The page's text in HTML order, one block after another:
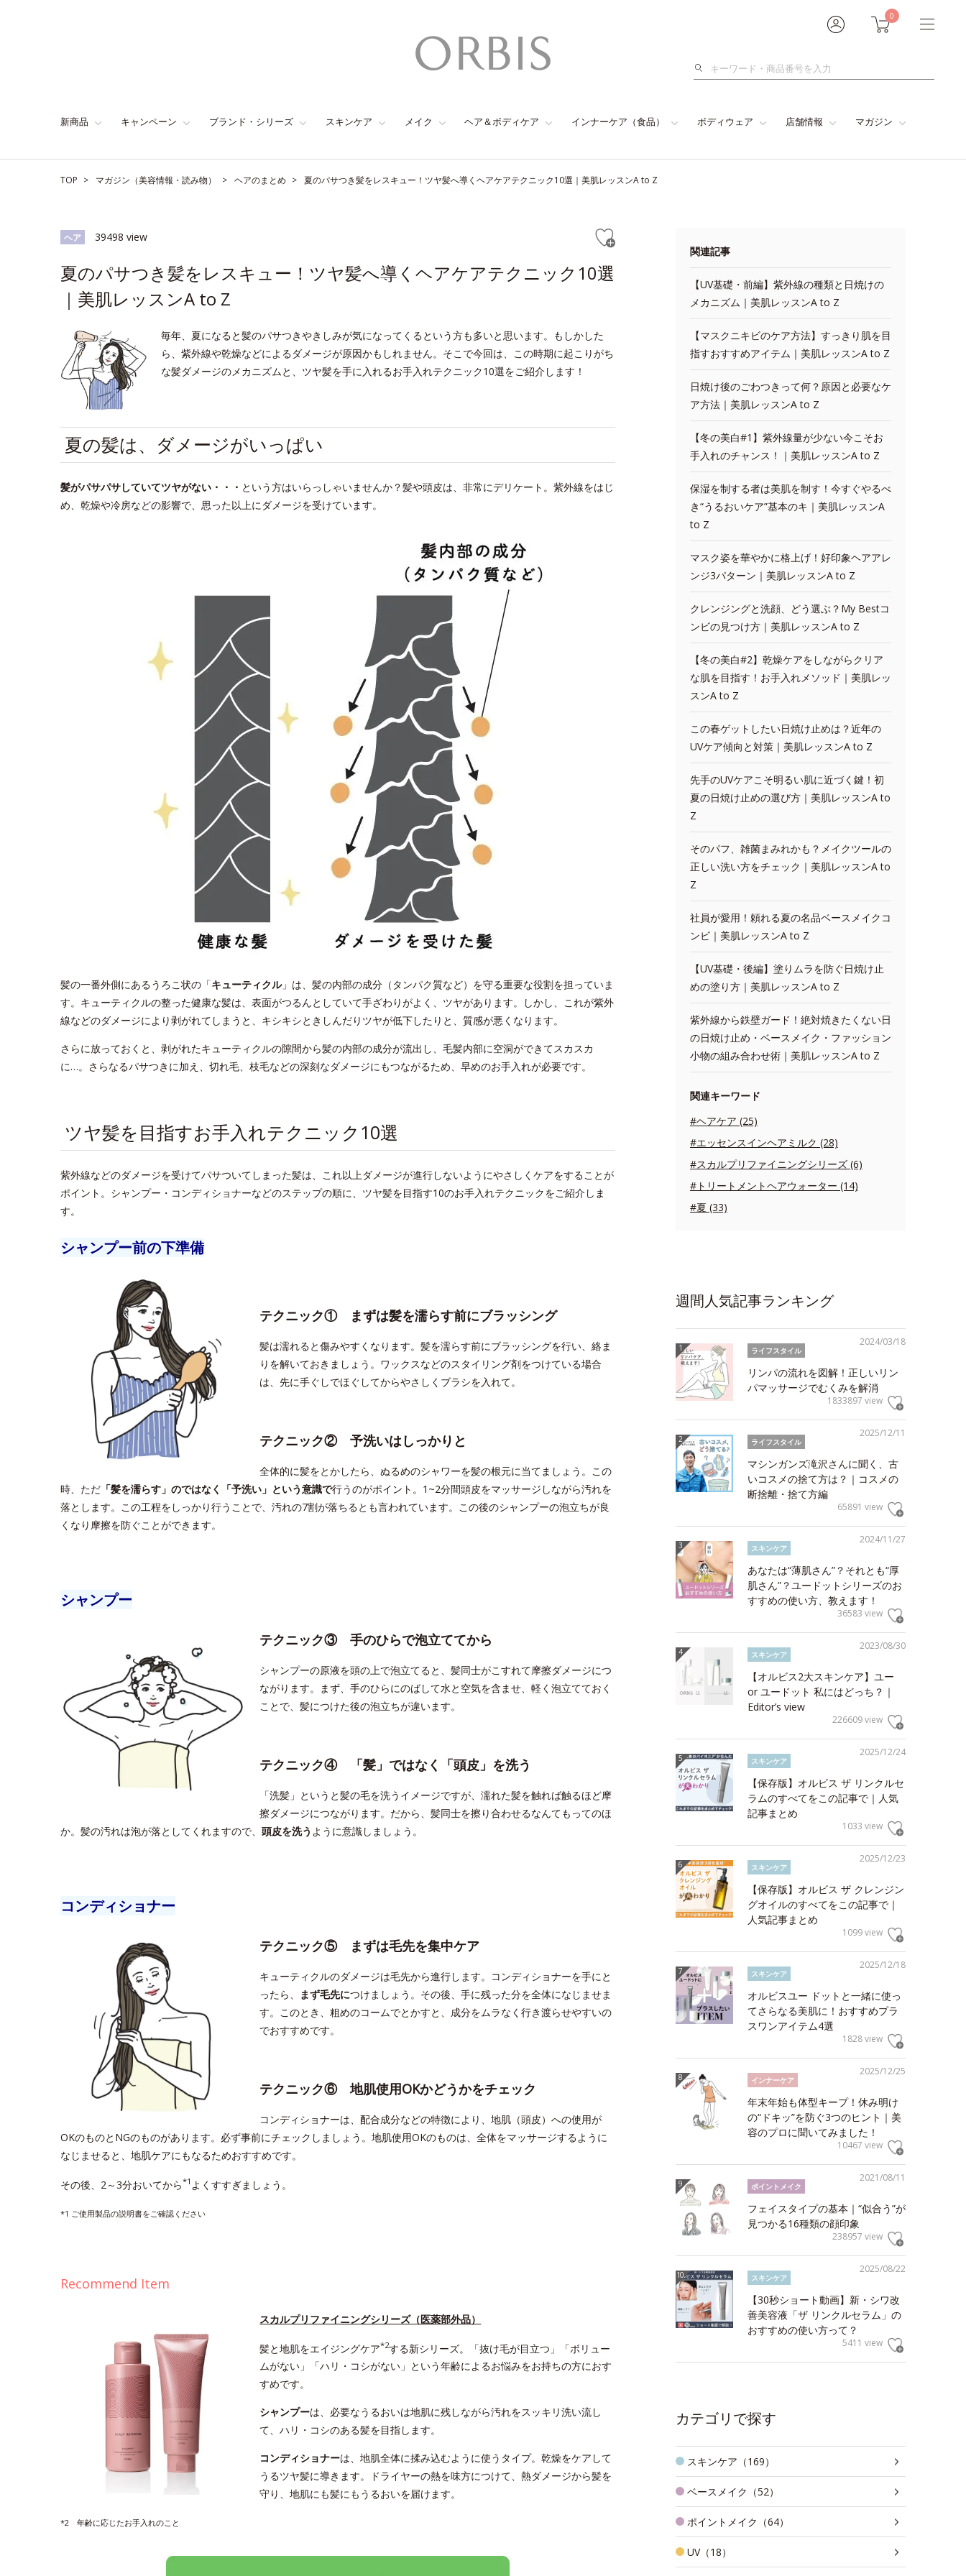
0
検
新商品 キャンペーン ブランド・シリーズ スキンケア メイク ヘア＆ボディケア インナーケア（食品） ボディウェア 店舗情報 マガジン
TOP マガジン（美容情報・読み物） ヘアのまとめ 夏のパサつき髪をレスキュー！ツヤ髪へ導くヘアケアテクニック10選｜美肌レッスンA to Z
ヘア 39498 view
夏のパサつき髪をレスキュー！ツヤ髪へ導くヘアケアテクニック10選
｜美肌レッスンA to Z
毎年、夏になると髪のパサつきやきしみが気になってくるという方も多いと思います。もしかした
ら、紫外線や乾燥などによるダメージが原因かもしれません。そこで今回は、この時期に起こりがち
な髪ダメージのメカニズムと、ツヤ髪を手に入れるお手入れテクニック10選をご紹介します！
夏の髪は、ダメージがいっぱい
髪がパサパサしていてツヤがない・・ ・ という方はいらっしゃいませんか？髪や頭皮は、非常にデリケート。紫外線をはじ
め、乾燥や冷房などの影響で、思った以上にダメージを受けています。
髪の一番外側にあるうろこ状の「キューティクル」は、髪の内部の成分（タンパク質など）を守る重要な役割を担っていま
す。キューティクルの整った健康な髪は、表面がつるんとしていて手ざわりがよく、ツヤがあります。しかし、これが紫外
線などのダメージにより剥がれてしまうと、キシキシときしんだりツヤが低下したりと、質感が悪くなります。
さらに放っておくと、剥がれたキューティクルの隙間から髪の内部の成分が流出し、毛髪内部に空洞ができてスカスカ
に…。さらなるパサつきに加え、切れ毛、枝毛などの深刻なダメージにもつながるため、早めのお手入れが必要です。
ツヤ髪を目指すお手入れテクニック10選
紫外線などのダメージを受けてパサついてしまった髪は、これ以上ダメージが進行しないようにやさしくケアをすることが
ポイント。シャンプー・コンディショナーなどのステップの順に、ツヤ髪を目指す10のお手入れテクニックをご紹介しま
す。
シャンプー前の下準備
テクニック① まずは髪を濡らす前にブラッシング
髪は濡れると傷みやすくなります。髪を濡らす前にブラッシングを行い、絡ま
りを解いておきましょう。ワックスなどのスタイリング剤をつけている場合
は、先に手ぐしでほぐしてからやさしくブラシを入れて。
テクニック② 予洗いはしっかりと
全体的に髪をとかしたら、ぬるめのシャワーを髪の根元に当てましょう。この
時、ただ 「髪を濡らす」のではなく「予洗い」という意識で行うのがポイント。1~2分間頭皮をマッサージしながら汚れを
落とします。この工程をしっかり行うことで、汚れの7割が落ちるとも言われています。この後のシャンプーの泡立ちが良
くなり摩擦を防ぐことができます。
シャンプー
テクニック③ 手のひらで泡立ててから
シャンプーの原液を頭の上で泡立てると、髪同士がこすれて摩擦ダメージにつ
ながります。まず、手のひらにのばして水と空気を含ませ、軽く泡立てておく
ことで、髪につけた後の泡立ちが違います。
テクニック④ 「髪」ではなく「頭皮」を洗う
「洗髪」というと髪の毛を洗うイメージですが、濡れた髪を触れば触るほど摩
擦ダメージにつながります。だから、髪同士を擦り合わせるなんてもってのほ
か。髪の汚れは泡が落としてくれますので、 頭皮を洗う ように意識しましょう。
コンディショナー
テクニック⑤ まずは毛先を集中ケア
キューティクルのダメージは毛先から進行します。コンディショナーを手にと
ったら、 まず毛先につけましょう。その後、手に残った分を全体になじませま
す。このとき、粗めのコームでとかすと、成分をムラなく行き渡らせやすいの
でおすすめです。
テクニック⑥ 地肌使用OKかどうかをチェック
コンディショナーは、配合成分などの特徴により、地肌（頭皮）への使用が
OKのものとNGのものがあります。必ず事前にチェックしましょう。地肌使用OKのものは、全体をマッサージするように
なじませると、地肌ケアにもなるためおすすめです。
その後、2～3分おいてから*1 よくすすぎましょう。
*1 ご使用製品の説明書をご確認ください
Recommend Item
スカルプリファイニングシリーズ（医薬部外品）
髪と地肌をエイジングケア*2する新シリーズ。「抜け毛が目立つ」「ボリュー
ムがない」「ハリ・コシがない」という年齢によるお悩みをお持ちの方におす
すめです。
シャンプーは、必要なうるおいは地肌に残しながら汚れをスッキリ洗い流し
て、ハリ・コシのある髪を目指します。
コンディショナーは、地肌全体に揉み込むように使うタイプ。乾燥をケアして
うるツヤ髪に導きます。ドライヤーの熱を味方につけて、熱ダメージから髪を
守り、地肌にも髪にもうるおいを届けます。
*2 年齢に応じたお手入れのこと
関連記事
【UV基礎・前編】紫外線の種類と日焼けの
メカニズム｜美肌レッスンA to Z
【マスクニキビのケア方法】すっきり肌を目
指すおすすめアイテム｜美肌レッスンA to Z
日焼け後のごわつきって何？原因と必要なケ
ア方法｜美肌レッスンA to Z
【冬の美白#1】紫外線量が少ない今こそお
手入れのチャンス！｜美肌レッスンA to Z
保湿を制する者は美肌を制す！今すぐやるべ
き“うるおいケア”基本のキ｜美肌レッスンA
to Z
マスク姿を華やかに格上げ！好印象ヘアアレ
ンジ3パターン｜美肌レッスンA to Z
クレンジングと洗顔、どう選ぶ？My Bestコ
ンビの見つけ方｜美肌レッスンA to Z
【冬の美白#2】乾燥ケアをしながらクリア
な肌を目指す！お手入れメソッド｜美肌レッ
スンA to Z
この春ゲットしたい日焼け止めは？近年の
UVケア傾向と対策｜美肌レッスンA to Z
先手のUVケアこそ明るい肌に近づく鍵！初
夏の日焼け止めの選び方｜美肌レッスンA to
Z
そのパフ、雑菌まみれかも？メイクツールの
正しい洗い方をチェック｜美肌レッスンA to
Z
社員が愛用！頼れる夏の名品ベースメイクコ
ンビ｜美肌レッスンA to Z
【UV基礎・後編】塗りムラを防ぐ日焼け止
めの塗り方｜美肌レッスンA to Z
紫外線から鉄壁ガード！絶対焼きたくない日
の日焼け止め・ベースメイク・ファッション
小物の組み合わせ術｜美肌レッスンA to Z
関連キーワード
#ヘアケア (25)
#エッセンスインヘアミルク (28)
#スカルプリファイニングシリーズ (6)
#トリートメントヘアウォーター (14)
#夏 (33)
週間人気記事ランキング
2024/03/18
ライフスタイル
リンパの流れを図解！正しいリン
パマッサージでむくみを解消
1833897 view
2025/12/11
ライフスタイル
マシンガンズ滝沢さんに聞く、古
いコスメの捨て方は？｜コスメの
断捨離・捨て方編
65891 view
2024/11/27
スキンケア
あなたは“薄肌さん”？それとも“厚
肌さん”？ユードットシリーズのお
すすめの使い方、教えます！
36583 view
2023/08/30
スキンケア
【オルビス2大スキンケア】ユー
or ユードット 私にはどっち？｜
Editor’s view
226609 view
2025/12/24
スキンケア
【保存版】オルビス ザ リンクルセ
ラムのすべてをこの記事で｜人気
記事まとめ
1033 view
2025/12/23
スキンケア
【保存版】オルビス ザ クレンジン
グオイルのすべてをこの記事で｜
人気記事まとめ
1099 view
2025/12/18
スキンケア
オルビスユー ドットと一緒に使っ
てさらなる美肌に！おすすめプラ
スワンアイテム4選
1828 view
2025/12/25
インナーケア
年末年始も体型キープ！休み明け
の“ドキッ”を防ぐ3つのヒント｜美
容のプロに聞いてみました！
10467 view
2021/08/11
ポイントメイク
フェイスタイプの基本｜“似合う”が
見つかる16種類の顔印象
238957 view
2025/08/22
スキンケア
【30秒ショート動画】新・シワ改
善美容液「ザ リンクルセラム」の
おすすめの使い方って？
5411 view
カテゴリで探す
スキンケア（169）
ベースメイク（52）
ポイントメイク（64）
UV（18）